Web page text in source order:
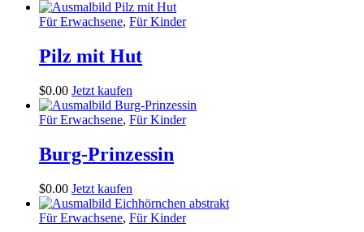
Für Erwachsene, Für Kinder
Pilz mit Hut
$0.00 Jetzt kaufen
Für Erwachsene, Für Kinder
Burg-Prinzessin
$0.00 Jetzt kaufen
Für Erwachsene, Für Kinder